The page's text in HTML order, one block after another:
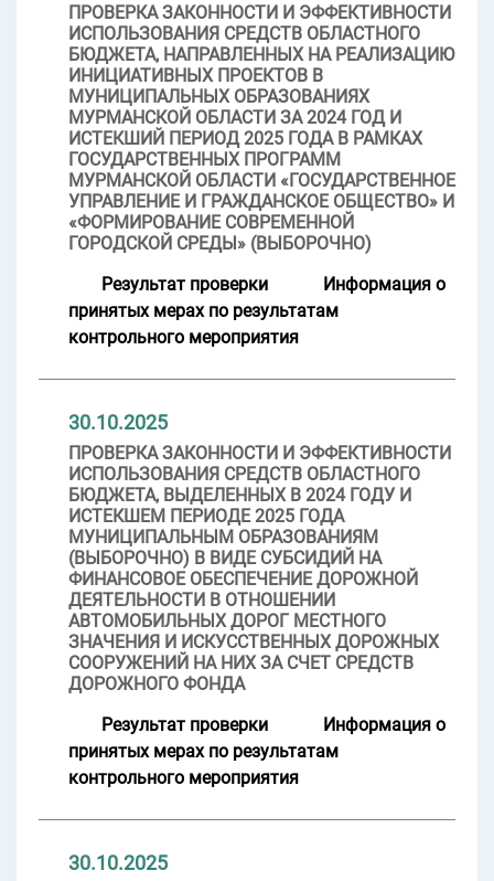
ПРОВЕРКА ЗАКОННОСТИ И ЭФФЕКТИВНОСТИ
ИСПОЛЬЗОВАНИЯ СРЕДСТВ ОБЛАСТНОГО
БЮДЖЕТА, НАПРАВЛЕННЫХ НА РЕАЛИЗАЦИЮ
ИНИЦИАТИВНЫХ ПРОЕКТОВ В
МУНИЦИПАЛЬНЫХ ОБРАЗОВАНИЯХ
МУРМАНСКОЙ ОБЛАСТИ ЗА 2024 ГОД И
ИСТЕКШИЙ ПЕРИОД 2025 ГОДА В РАМКАХ
ГОСУДАРСТВЕННЫХ ПРОГРАММ
МУРМАНСКОЙ ОБЛАСТИ «ГОСУДАРСТВЕННОЕ
УПРАВЛЕНИЕ И ГРАЖДАНСКОЕ ОБЩЕСТВО» И
«ФОРМИРОВАНИЕ СОВРЕМЕННОЙ
ГОРОДСКОЙ СРЕДЫ» (ВЫБОРОЧНО)
Результат проверки
Информация о
принятых мерах по результатам
контрольного мероприятия
30.10.2025
ПРОВЕРКА ЗАКОННОСТИ И ЭФФЕКТИВНОСТИ
ИСПОЛЬЗОВАНИЯ СРЕДСТВ ОБЛАСТНОГО
БЮДЖЕТА, ВЫДЕЛЕННЫХ В 2024 ГОДУ И
ИСТЕКШЕМ ПЕРИОДЕ 2025 ГОДА
МУНИЦИПАЛЬНЫМ ОБРАЗОВАНИЯМ
(ВЫБОРОЧНО) В ВИДЕ СУБСИДИЙ НА
ФИНАНСОВОЕ ОБЕСПЕЧЕНИЕ ДОРОЖНОЙ
ДЕЯТЕЛЬНОСТИ В ОТНОШЕНИИ
АВТОМОБИЛЬНЫХ ДОРОГ МЕСТНОГО
ЗНАЧЕНИЯ И ИСКУССТВЕННЫХ ДОРОЖНЫХ
СООРУЖЕНИЙ НА НИХ ЗА СЧЕТ СРЕДСТВ
ДОРОЖНОГО ФОНДА
Результат проверки
Информация о
принятых мерах по результатам
контрольного мероприятия
30.10.2025